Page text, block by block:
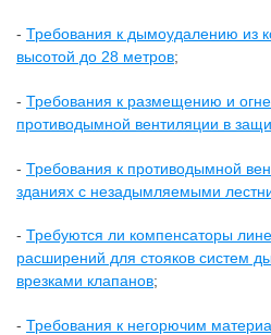
- Требования к дымоудалению из
высотой до 28 метров;
- Требования к размещению и
противодымной вентиляции в
- Требования к противодымной
зданиях с незадымляемыми
- Требуются ли компенсаторы
расширений для стояков систем
врезками клапанов;
- Требования к негорючим